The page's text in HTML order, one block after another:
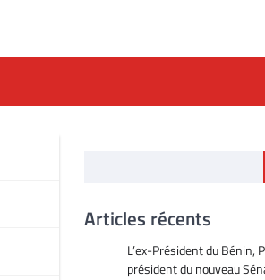
Articles récents
L’ex-Président du Bénin,
président du nouveau